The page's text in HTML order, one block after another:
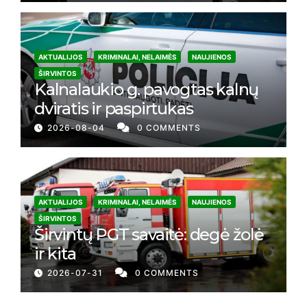
AKTUALIJOS KRIMINALAI, NELAIMĖS
NAUJIENOS
ŠIRVINTOS
Kalnalaukio g. pavogtas kalnų
dviratis ir paspirtukas
2026-08-04 0 COMMENTS
AKTUALIJOS KRIMINALAI, NELAIMĖS
NAUJIENOS
ŠIRVINTOS
Širvintų PGT savaitė: degė žolė
ir kita
2026-07-31 0 COMMENTS